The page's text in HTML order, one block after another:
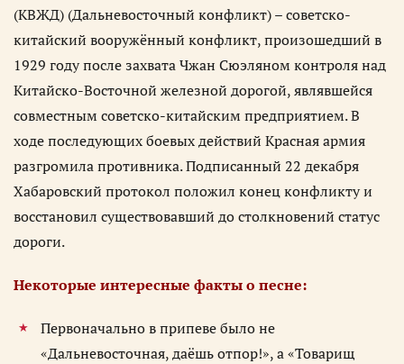
(КВЖД) (Дальневосточный конфликт) – советско-
китайский вооружённый конфликт, произошедший в
1929 году после захвата Чжан Сюэляном контроля над
Китайско-Восточной железной дорогой, являвшейся
совместным советско-китайским предприятием. В
ходе последующих боевых действий Красная армия
разгромила противника. Подписанный 22 декабря
Хабаровский протокол положил конец конфликту и
восстановил существовавший до столкновений статус
дороги.
Некоторые интересные факты о песне:
Первоначально в припеве было не
«Дальневосточная, даёшь отпор!», а «Товарищ